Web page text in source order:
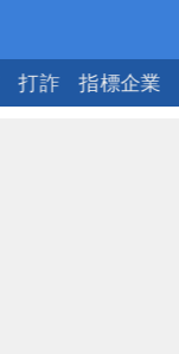
打詐 指標企業